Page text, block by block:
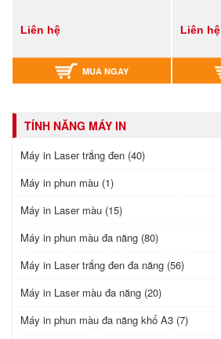
Liên hệ
MUA NGAY
Liên hệ
TÍNH NĂNG MÁY IN
Máy in Laser trắng đen (40)
Máy in phun màu (1)
Máy in Laser màu (15)
Máy in phun màu đa năng (80)
Máy in Laser trắng đen đa năng (56)
Máy in Laser màu đa năng (20)
Máy in phun màu đa năng khổ A3 (7)